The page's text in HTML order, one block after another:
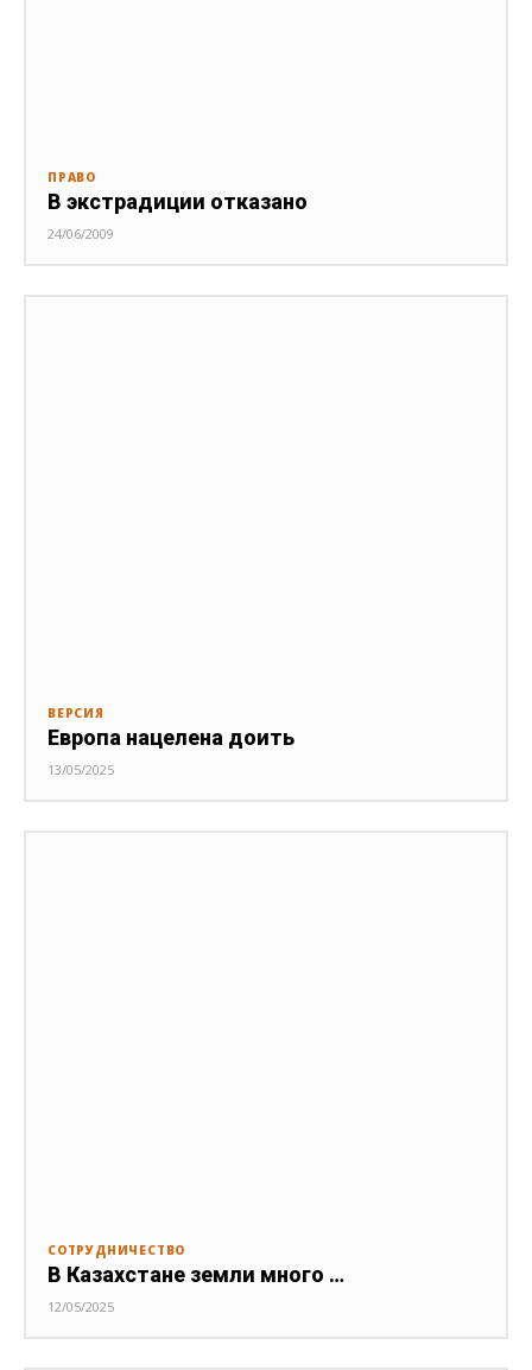
ПРАВО
В экстрадиции отказано
24/06/2009
ВЕРСИЯ
Европа нацелена доить
13/05/2025
СОТРУДНИЧЕСТВО
В Казахстане земли много …
12/05/2025